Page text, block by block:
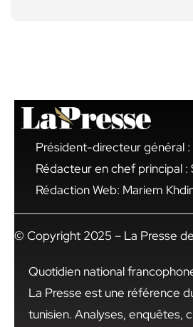
Président-directeur général :
Rédacteur en chef principal :
Rédaction Web: Mariem
© Copyright 2025 – La Presse
Quotidien national
La Presse est une référence
tunisien. Analyses, enquêtes,